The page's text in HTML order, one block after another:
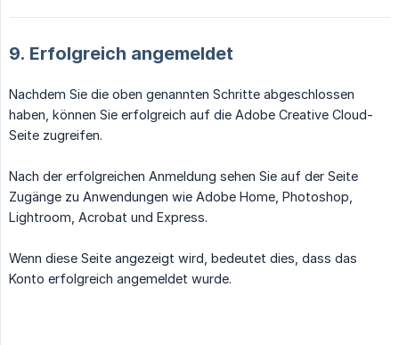
9. Erfolgreich angemeldet
Nachdem Sie die oben genannten Schritte abgeschlossen
haben, können Sie erfolgreich auf die Adobe Creative Cloud-
Seite zugreifen.
Nach der erfolgreichen Anmeldung sehen Sie auf der Seite
Zugänge zu Anwendungen wie Adobe Home, Photoshop,
Lightroom, Acrobat und Express.
Wenn diese Seite angezeigt wird, bedeutet dies, dass das
Konto erfolgreich angemeldet wurde.